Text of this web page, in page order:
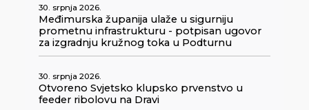
30. srpnja 2026.
Međimurska županija ulaže u sigurniju
prometnu infrastrukturu - potpisan ugovor
za izgradnju kružnog toka u Podturnu
30. srpnja 2026.
Otvoreno Svjetsko klupsko prvenstvo u
feeder ribolovu na Dravi